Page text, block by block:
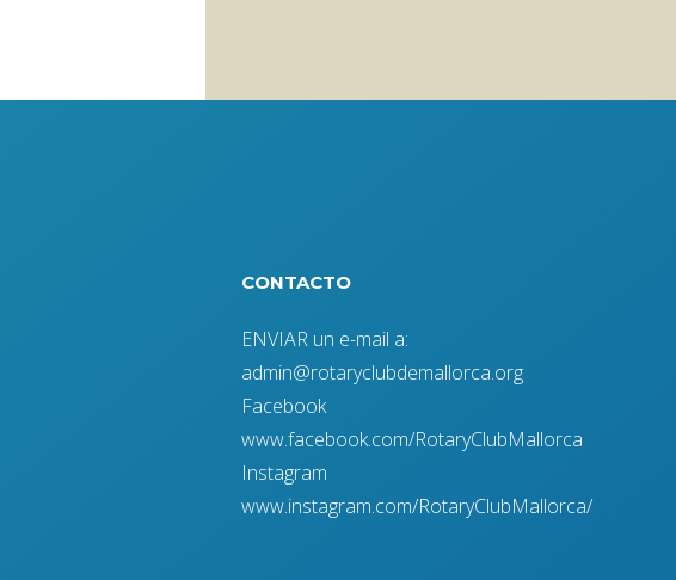
CONTACTO
ENVIAR un e-mail a:
admin@rotaryclubdemallorca.org
Facebook
www.facebook.com/RotaryClubMallorca
Instagram
www.instagram.com/RotaryClubMallorca/